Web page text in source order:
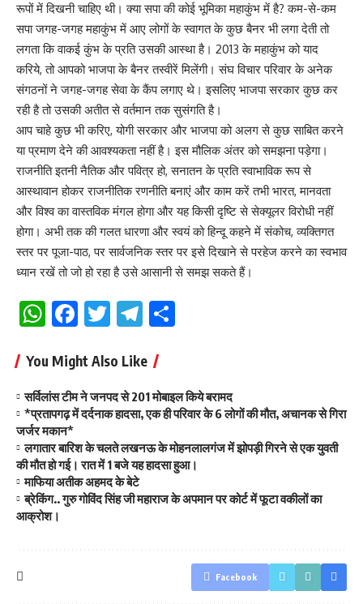
रूपों में दिखनी चाहिए थी। क्या सपा की कोई भूमिका महाकुंभ में है? कम-से-कम
सपा जगह-जगह महाकुंभ में आए लोगों के स्वागत के कुछ बैनर भी लगा देती तो
लगता कि वाकई कुंभ के प्रति उसकी आस्था है। 2013 के महाकुंभ को याद
करिये, तो आपको भाजपा के बैनर तस्वीरें मिलेंगी। संघ विचार परिवार के अनेक
संगठनों ने जगह-जगह सेवा के कैंप लगाए थे। इसलिए भाजपा सरकार कुछ कर
रही है तो उसकी अतीत से वर्तमान तक सुसंगति है।
आप चाहे कुछ भी करिए, योगी सरकार और भाजपा को अलग से कुछ साबित करने
या प्रमाण देने की आवश्यकता नहीं है। इस मौलिक अंतर को समझना पड़ेगा।
राजनीति इतनी नैतिक और पवित्र हो, सनातन के प्रति स्वाभाविक रूप से
आस्थावान होकर राजनीतिक रणनीति बनाएं और काम करें तभी भारत, मानवता
और विश्व का वास्तविक मंगल होगा और यह किसी दृष्टि से सेक्यूलर विरोधी नहीं
होगा। अभी तक की गलत धारणा और स्वयं को हिन्दू कहने में संकोच, व्यक्तिगत
स्तर पर पूजा-पाठ, पर सार्वजनिक स्तर पर इसे दिखाने से परहेज करने का स्वभाव
ध्यान रखें तो जो हो रहा है उसे आसानी से समझ सकते हैं।
WhatsApp
Facebook
TwitterTelegram
You Might Also Like
सर्विलांस टीम ने जनपद से 201 मोबाइल किये बरामद
*प्रतापगढ़ में दर्दनाक हादसा, एक ही परिवार के 6 लोगों की मौत, अचानक से गिरा
जर्जर मकान*
लगातार बारिश के चलते लखनऊ के मोहनलालगंज में झोपड़ी गिरने से एक युवती
की मौत हो गई। रात में 1 बजे यह हादसा हुआ।
माफिया अतीक अहमद के बेटे
ब्रेकिंग.. गुरु गोविंद सिंह जी महाराज के अपमान पर कोर्ट में फूटा वकीलों का
आक्रोश।
Facebook